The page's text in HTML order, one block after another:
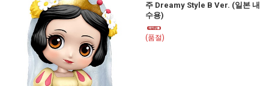
주 Dreamy Style B Ver. (일본 내
수용)
(품절)